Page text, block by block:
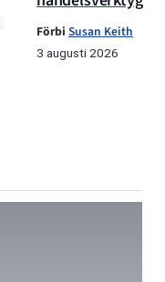
Förbi Susan Keith
3 augusti 2026